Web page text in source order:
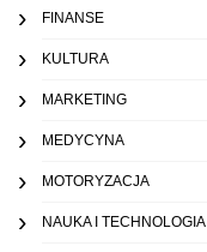
FINANSE
KULTURA
MARKETING
MEDYCYNA
MOTORYZACJA
NAUKA I TECHNOLOGIA